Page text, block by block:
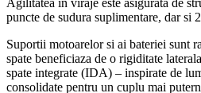
puncte de sudura suplimentare, dar si
Suportii motoarelor si ai bateriei sunt
spate beneficiaza de o rigiditate
spate integrate (IDA) – inspirate de
consolidate pentru un cuplu mai